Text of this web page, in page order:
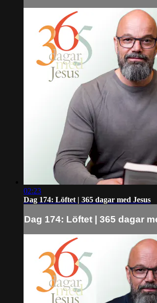
02:23
Dag 174: Löftet | 365 dagar med Jesus
Dag 174: Löftet | 365 dagar